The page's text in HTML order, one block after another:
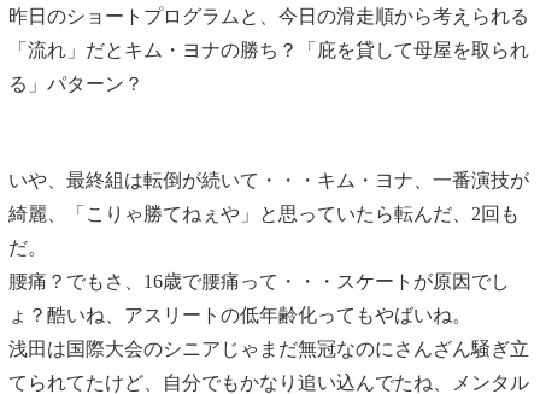
昨日のショートプログラムと、今日の滑走順から考えられる
「流れ」だとキム・ヨナの勝ち？「庇を貸して母屋を取られ
る」パターン？
いや、最終組は転倒が続いて・・・キム・ヨナ、一番演技が
綺麗、「こりゃ勝てねぇや」と思っていたら転んだ、2回も
だ。
腰痛？でもさ、16歳で腰痛って・・・スケートが原因でし
ょ？酷いね、アスリートの低年齢化ってもやばいね。
浅田は国際大会のシニアじゃまだ無冠なのにさんざん騒ぎ立
てられてたけど、自分でもかなり追い込んでたね、メンタル